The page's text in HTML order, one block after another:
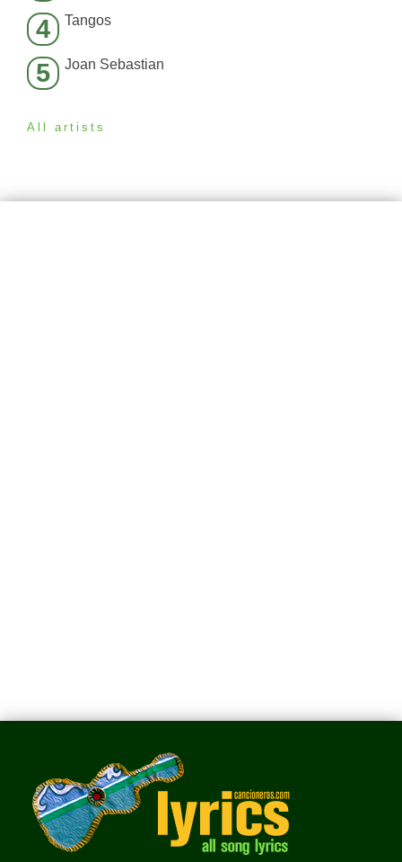
4 Tangos
5 Joan Sebastian
All artists